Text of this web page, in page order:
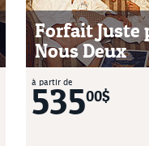
Forfait Juste
Nous Deux
à partir de
53500$